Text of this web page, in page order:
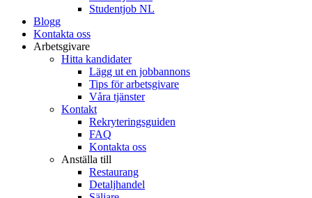
Studentjob NL
Blogg
Kontakta oss
Arbetsgivare
Hitta kandidater
Lägg ut en jobbannons
Tips för arbetsgivare
Våra tjänster
Kontakt
Rekryteringsguiden
FAQ
Kontakta oss
Anställa till
Restaurang
Detaljhandel